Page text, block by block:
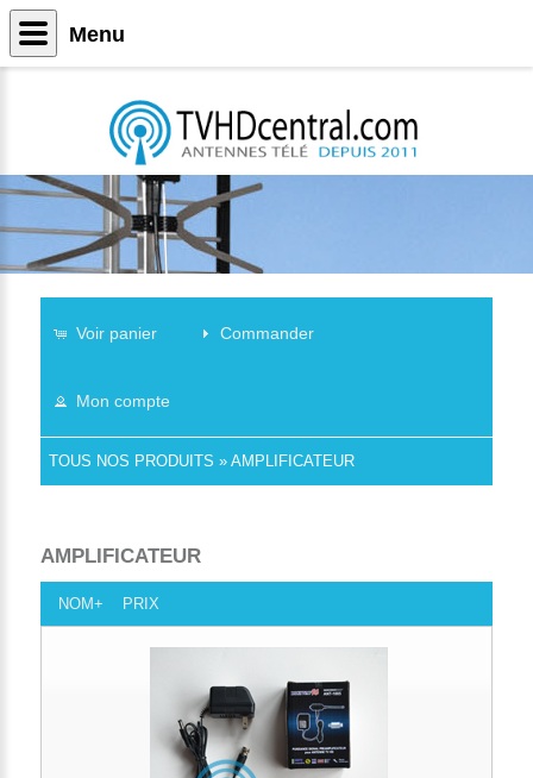
Voir panier Commander
Mon compte
TOUS NOS PRODUITS » AMPLIFICATEUR
AMPLIFICATEUR
NOM+ PRIX
Menu